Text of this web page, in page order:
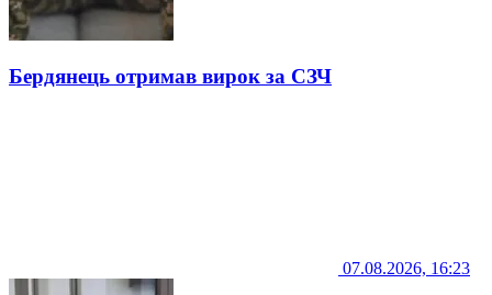
Бердянець отримав вирок за СЗЧ
07.08.2026, 16:23